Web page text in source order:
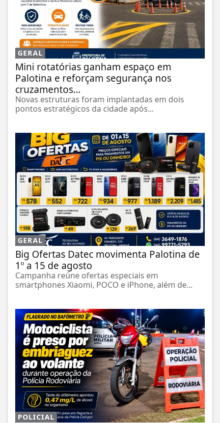
GERAL
Mini rotatórias ganham espaço em
Palotina e reforçam segurança nos
cruzamentos...
Novas estruturas foram implantadas em dois
pontos estratégicos da cidade após...
GERAL
Big Ofertas Datec movimenta Palotina de
1º a 15 de agosto
Campanha reúne ofertas especiais em
smartphones Xiaomi, POCO e iPhone, além de...
POLICIAL